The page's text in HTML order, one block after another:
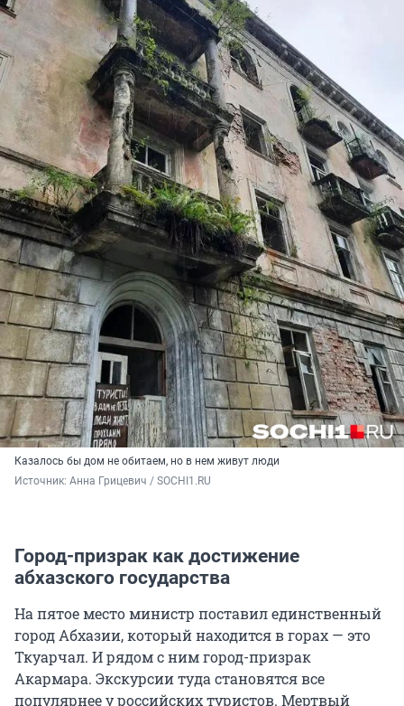
Казалось бы дом не обитаем, но в нем живут люди
Источник: Анна Грицевич / SOCHI1.RU
Город-призрак как достижение
абхазского государства
На пятое место министр поставил единственный
город Абхазии, который находится в горах — это
Ткуарчал. И рядом с ним город-призрак
Акармара. Экскурсии туда становятся все
популярнее у российских туристов. Мертвый